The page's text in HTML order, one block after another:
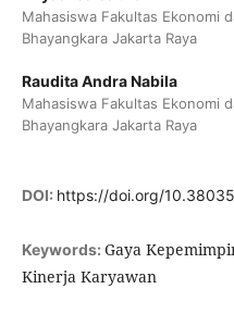
Mahasiswa Fakultas Ekonomi
Bhayangkara Jakarta Raya
Raudita Andra Nabila
Mahasiswa Fakultas Ekonomi
Bhayangkara Jakarta Raya
DOI: https://doi.org/
Keywords: Gaya
Kinerja Karyawan